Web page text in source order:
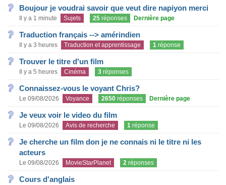
Boujour je voudrai savoir que veut dire napiyon merci
Il y a 1 minute Sujets 25 réponses Dernière page
Traduction français --> amérindien
Il y a 3 heures Traduction et apprentissage 1 réponse
Trouver le titre d'un film
Il y a 5 heures Cinéma 3 réponses
Connaissez-vous le voyant Chris?
Le 09/08/2026 Voyance 2650 réponses Dernière page
Je veux voir le video du film
Le 09/08/2026 Avis de recherche 1 réponse
Je cherche un film don je ne connais ni le titre ni les
acteurs
Le 09/08/2026 MovieStarPlanet 2 réponses
Cours d'anglais